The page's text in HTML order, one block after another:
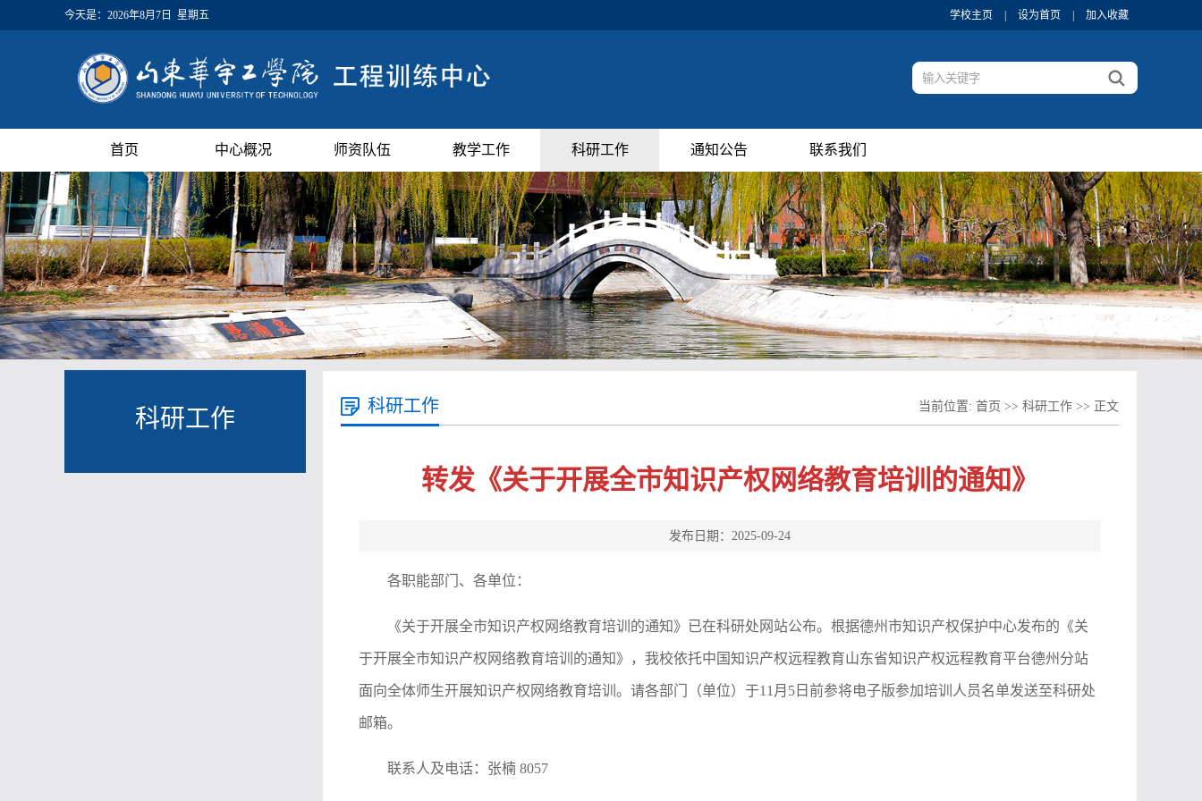
今天是： 2026年8月7日 星期五 学校主页 设为首页 加入收藏
首页 中心概况 师资队伍 教学工作 科研工作 通知公告 联系我们
科研工作 科研工作 当前位置: 首页 >> 科研工作 >> 正文
转发《关于开展全市知识产权网络教育培训的通知》
发布日期：2025-09-24
各职能部门、各单位：
《关于开展全市知识产权网络教育培训的通知》已在科研处网站公布。根据德州市知识产权保护中心发布的《关
于开展全市知识产权网络教育培训的通知》，我校依托中国知识产权远程教育山东省知识产权远程教育平台德州分站
面向全体师生开展知识产权网络教育培训。请各部门（单位）于11月5日前参将电子版参加培训人员名单发送至科研处
邮箱。
联系人及电话：张楠 8057